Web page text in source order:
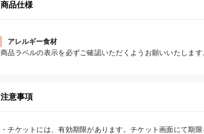
商品仕様
アレルギー食材
商品ラベルの表示を必ずご確認いただくようお願いいたします
注意事項
・チケットには、有効期限があります。チケット画面にて期